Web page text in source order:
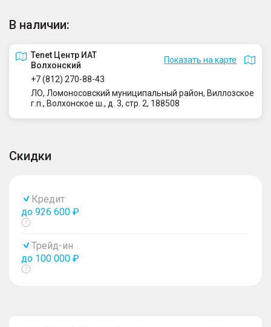
В наличии:
Tenet Центр ИАТ
Волхонский
Показать на карте
+7 (812) 270-88-43
ЛО, Ломоносовский муниципальный район, Виллозское
г.п., Волхонское ш., д. 3, стр. 2, 188508
Скидки
Кредит
до 926 600 ₽
Показать
Трейд-ин
до 100 000 ₽
Показать